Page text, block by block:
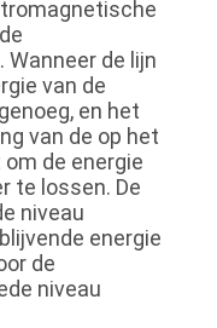
de lijn
van de
en het
van de op het
de energie
te lossen. De
niveau
energie
de
niveau